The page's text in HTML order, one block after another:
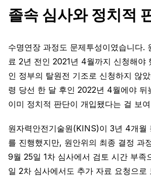
졸속 심사와 정치적
수명연장 과정도 문제투성이였습니다.
료 2년 전인 2021년 4월까지 신청해야
인 정부의 탈원전 기조로 신청하지 않
령 당선 한 달 후인 2022년 4월에야 뒤
이미 정치적 판단이 개입됐다는 걸 보
원자력안전기술원(KINS)이 3년 4개월
를 진행했지만, 원안위의 최종 결정 과
9월 25일 1차 심사에서 검토 시간 부족
일 2차 심사에서도 추가 자료 요청으로